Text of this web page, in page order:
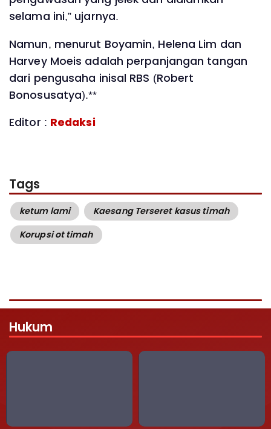
selama ini,” ujarnya.
Namun, menurut Boyamin, Helena Lim dan
Harvey Moeis adalah perpanjangan tangan
dari pengusaha inisal RBS (Robert
Bonosusatya).**
Editor : Redaksi
Tags
ketum lami
Kaesang Terseret kasus timah
Korupsi ot timah
Hukum